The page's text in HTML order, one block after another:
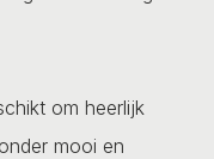
om heerlijk
mooi en